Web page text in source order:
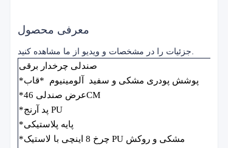
معرفی محصول
صندلی چرخدار برقی
*پوشش پودری مشکی و سفید
آلومینیوم
*قاب
*عرض صندلی 46CM
*پد آرنج PU
*پایه پلاستیکی
*چرخ 8 اینچی با لاستیک PU مشکی و روکش